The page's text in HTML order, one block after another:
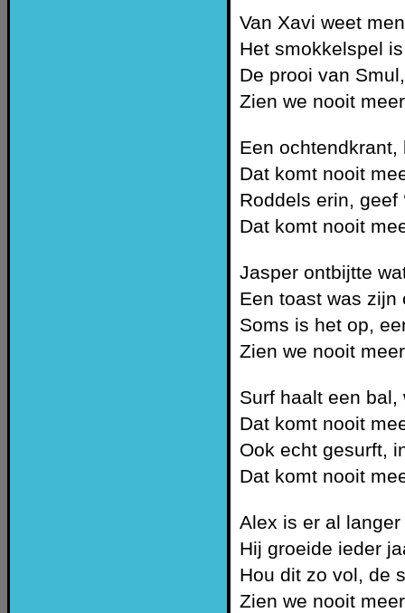
Van Xavi weet
Het smokkelspel
De prooi van
Zien we nooit
Een
Dat komt nooit
Roddels erin, geef
Dat komt nooit
Jasper ontbijtte
Een toast was zijn
Soms is het op,
Zien we nooit
Surf haalt een bal,
Dat komt nooit
Ook echt gesurft,
Dat komt nooit
Alex is er al langer
Hij groeide ieder
Hou dit zo vol, de
Zien we nooit